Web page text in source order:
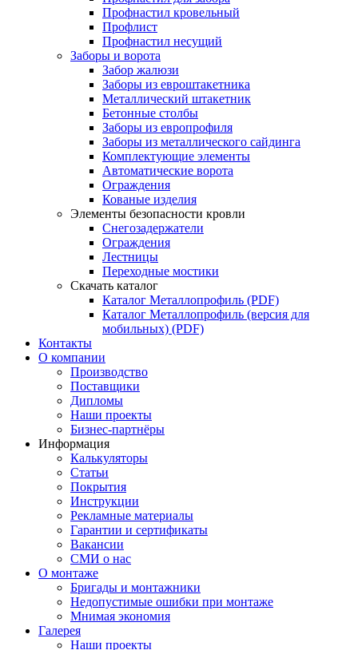
Профнастил кровельный
Профлист
Профнастил несущий
Заборы и ворота
Забор жалюзи
Заборы из евроштакетника
Металлический штакетник
Бетонные столбы
Заборы из европрофиля
Заборы из металлического сайдинга
Комплектующие элементы
Автоматические ворота
Ограждения
Кованые изделия
Элементы безопасности кровли
Снегозадержатели
Ограждения
Лестницы
Переходные мостики
Скачать каталог
Каталог Металлопрофиль (PDF)
Каталог Металлопрофиль (версия для
мобильных) (PDF)
Контакты
О компании
Производство
Поставщики
Дипломы
Наши проекты
Бизнес-партнёры
Информация
Калькуляторы
Статьи
Покрытия
Инструкции
Рекламные материалы
Гарантии и сертификаты
Вакансии
СМИ о нас
О монтаже
Бригады и монтажники
Недопустимые ошибки при монтаже
Мнимая экономия
Галерея
Наши проекты